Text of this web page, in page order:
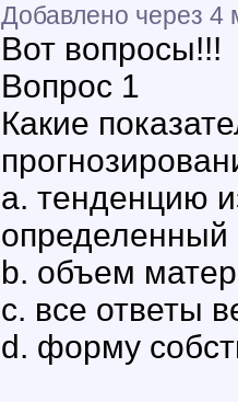
Добавлено через 4
Вот вопросы!!!
Вопрос 1
Какие
a. тенденцию
b. объем
c. все ответы
d. форму